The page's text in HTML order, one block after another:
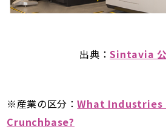
出典：Sintavia
※産業の区分：What
Crunchbase?